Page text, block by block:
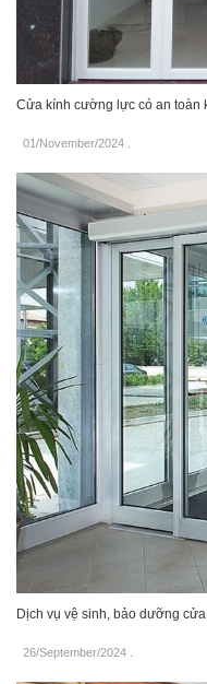
Cửa kính cường lực có an toàn
01/November/2024
Dịch vụ vệ sinh, bảo dưỡng
26/September/2024 .